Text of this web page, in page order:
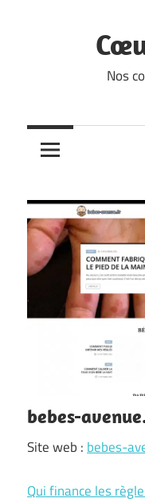
Nos
bebes-
Site web : bebes-
Qui finance les